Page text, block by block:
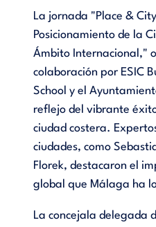
La jornada "Place &
Posicionamiento de la
Ámbito Internacional,"
colaboración por ESIC
School y el
reflejo del vibrante
ciudad costera.
ciudades, como
Florek, destacaron el
global que Málaga ha
La concejala delegada